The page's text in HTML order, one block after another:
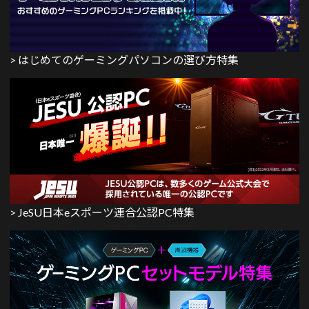
> はじめてのゲーミングパソコンの選び方特集
> JeSU日本eスポーツ連合公認PC特集